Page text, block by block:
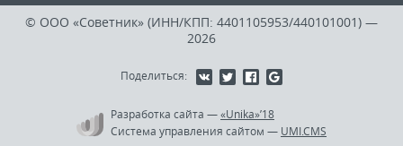
© ООО «Советник» (ИНН/КПП: 4401105953/440101001) —
2026
Поделиться:
Разработка сайта —«Unika»’18
Система управления сайтом — UMI.CMS